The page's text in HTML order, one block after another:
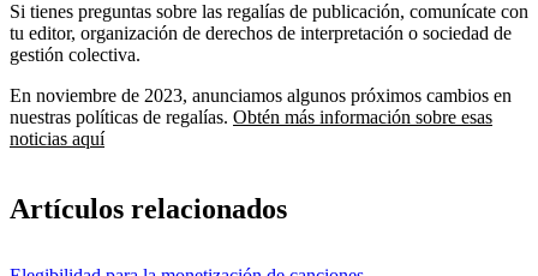
Si tienes preguntas sobre las regalías de publicación, comunícate con
tu editor, organización de derechos de interpretación o sociedad de
gestión colectiva.
En noviembre de 2023, anunciamos algunos próximos cambios en
nuestras políticas de regalías. Obtén más información sobre esas
noticias aquí
Artículos relacionados